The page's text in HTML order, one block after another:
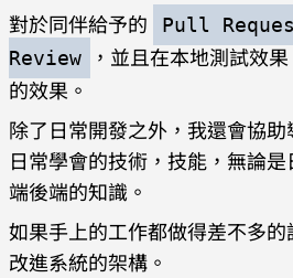
對於同伴給予的
Pull
Review
，並且在本地測試效
的效果。
除了日常開發之外，我還會協
日常學會的技術，技能，無論
端後端的知識。
如果手上的工作都做得差不多
改進系統的架構。